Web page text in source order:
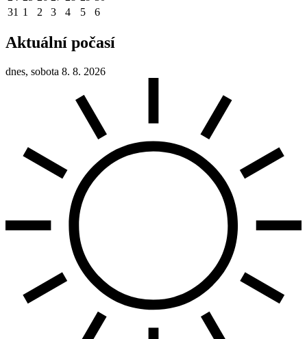
31 1 2 3 4 5 6
Aktuální počasí
dnes, sobota 8. 8. 2026